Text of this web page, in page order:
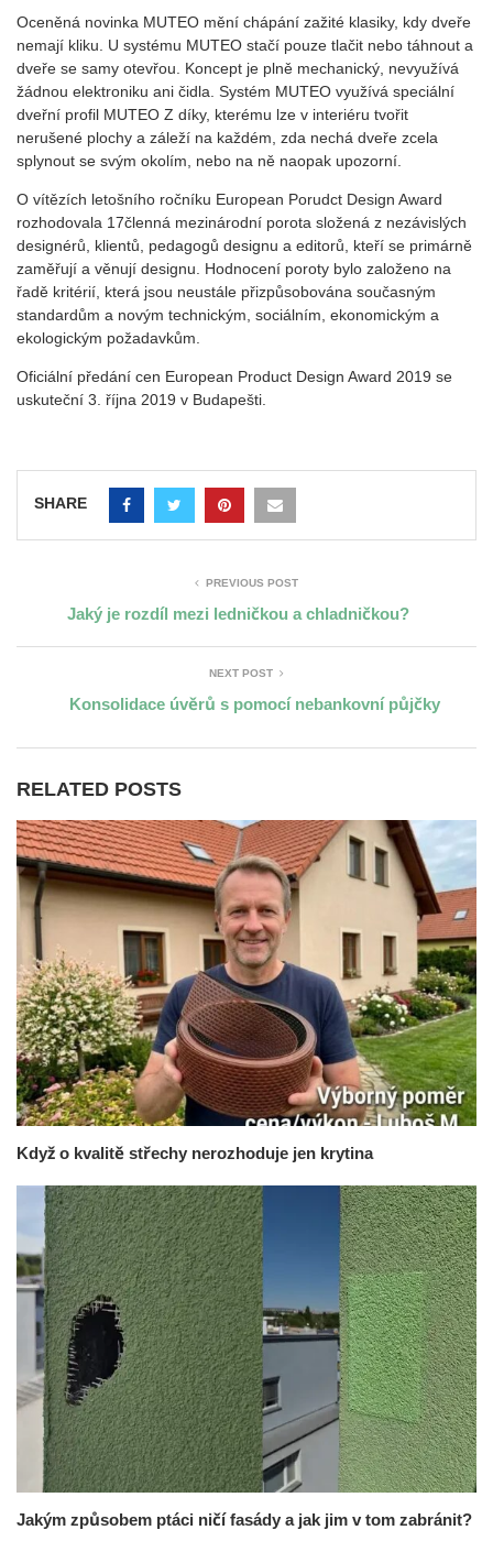
Oceněná novinka MUTEO mění chápání zažité klasiky, kdy dveře
nemají kliku. U systému MUTEO stačí pouze tlačit nebo táhnout a
dveře se samy otevřou. Koncept je plně mechanický, nevyužívá
žádnou elektroniku ani čidla. Systém MUTEO využívá speciální
dveřní profil MUTEO Z díky, kterému lze v interiéru tvořit
nerušené plochy a záleží na každém, zda nechá dveře zcela
splynout se svým okolím, nebo na ně naopak upozorní.
O vítězích letošního ročníku European Porudct Design Award
rozhodovala 17členná mezinárodní porota složená z nezávislých
designérů, klientů, pedagogů designu a editorů, kteří se primárně
zaměřují a věnují designu. Hodnocení poroty bylo založeno na
řadě kritérií, která jsou neustále přizpůsobována současným
standardům a novým technickým, sociálním, ekonomickým a
ekologickým požadavkům.
Oficiální předání cen European Product Design Award 2019 se
uskuteční 3. října 2019 v Budapešti.
SHARE
PREVIOUS POST
Jaký je rozdíl mezi ledničkou a chladničkou?
NEXT POST
Konsolidace úvěrů s pomocí nebankovní půjčky
RELATED POSTS
Když o kvalitě střechy nerozhoduje jen krytina
Jakým způsobem ptáci ničí fasády a jak jim v tom zabránit?